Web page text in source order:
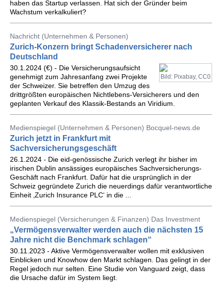
haben das Startup verlassen. Hat sich der Gründer beim
Wachstum verkalkuliert?
Nachricht (Unternehmen & Personen)
Zurich-Konzern bringt Schadenversicherer nach
Deutschland
Bild: Pixabay, CC0
30.1.2024 (€) - Die Versicherungsaufsicht
genehmigt zum Jahresanfang zwei Projekte
der Schweizer. Sie betreffen den Umzug des
drittgrößten europäischen Nichtlebens-Versicherers und den
geplanten Verkauf des Klassik-Bestands an Viridium.
Medienspiegel (Unternehmen & Personen) Bocquel-news.de
Zurich jetzt in Frankfurt mit
Sachversicherungsgeschäft
26.1.2024 - Die eid-genössische Zurich verlegt ihr bisher im
irischen Dublin ansässiges europäisches Sachversicherungs-
Geschäft nach Frankfurt. Dafür hat die ursprünglich in der
Schweiz gegründete Zurich die neuerdings dafür verantwortliche
Einheit ‚Zurich Insurance PLC‘ in die ...
Medienspiegel (Versicherungen & Finanzen) Das Investment
„Vermögensverwalter werden auch die nächsten 15
Jahre nicht die Benchmark schlagen“
30.11.2023 - Aktive Vermögensverwalter wollen mit exklusiven
Einblicken und Knowhow den Markt schlagen. Das gelingt in der
Regel jedoch nur selten. Eine Studie von Vanguard zeigt, dass
die Ursache dafür im System liegt.